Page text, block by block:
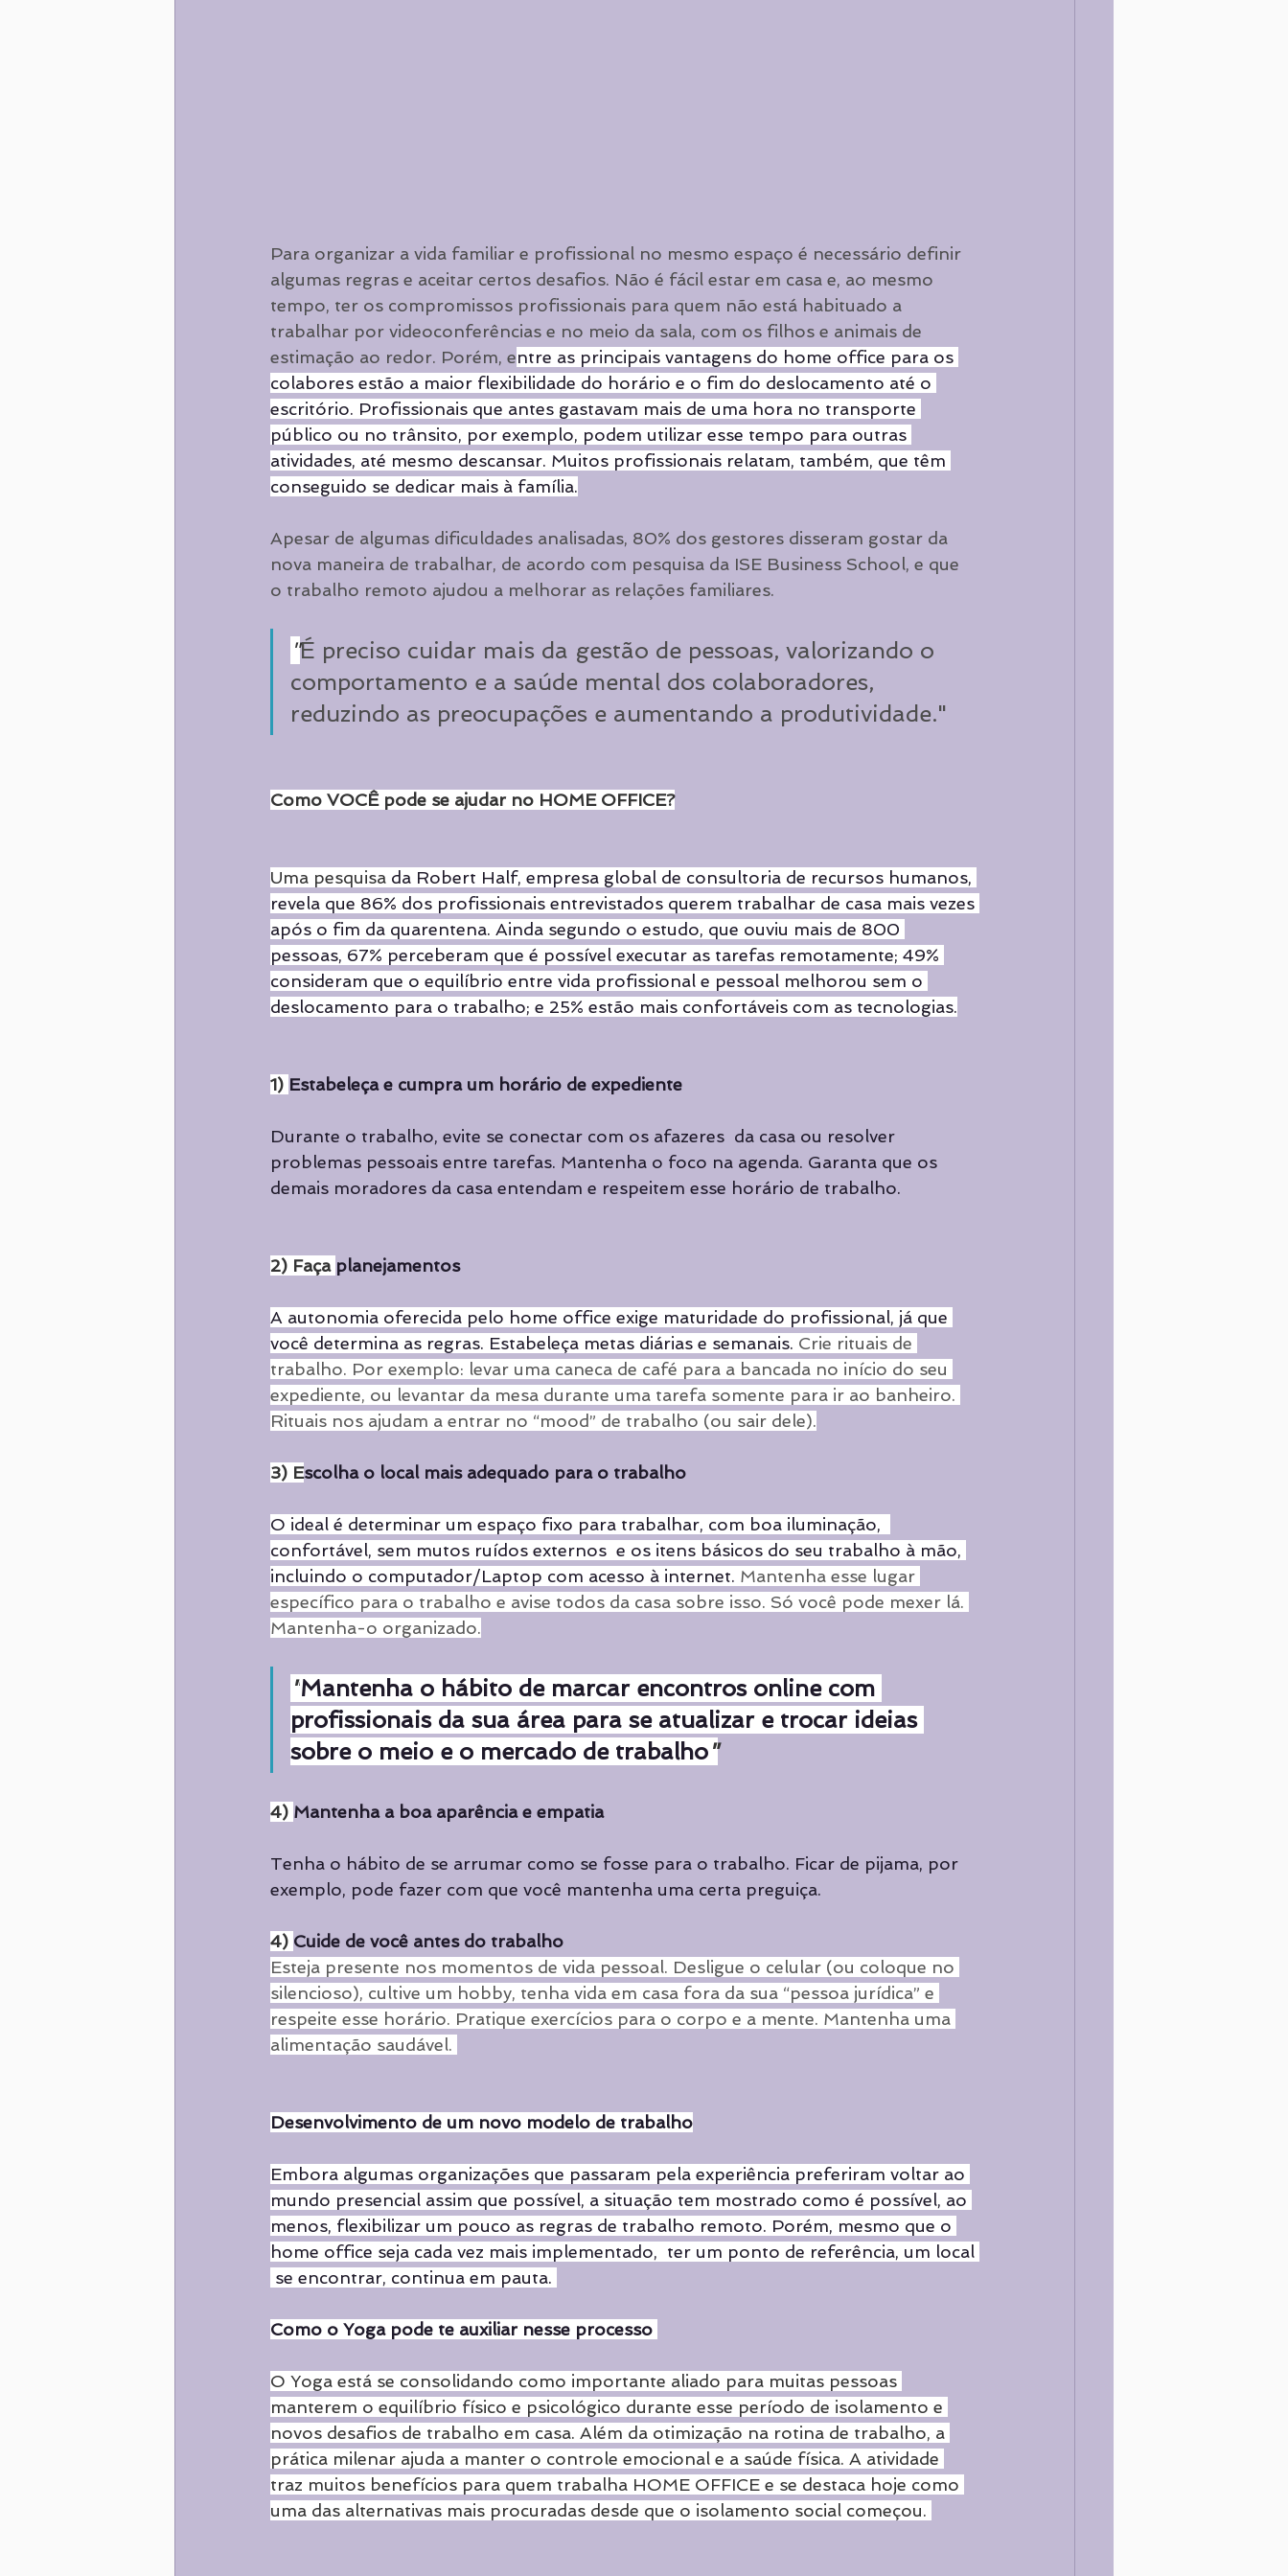
Para organizar a vida familiar e profissional no mesmo espaço é necessário definir
algumas regras e aceitar certos desafios. Não é fácil estar em casa e, ao mesmo
tempo, ter os compromissos profissionais para quem não está habituado a
trabalhar por videoconferências e no meio da sala, com os filhos e animais de
estimação ao redor. Porém, entre as principais vantagens do home office para os
colabores estão a maior flexibilidade do horário e o fim do deslocamento até o
escritório. Profissionais que antes gastavam mais de uma hora no transporte
público ou no trânsito, por exemplo, podem utilizar esse tempo para outras
atividades, até mesmo descansar. Muitos profissionais relatam, também, que têm
conseguido se dedicar mais à família.
Apesar de algumas dificuldades analisadas, 80% dos gestores disseram gostar da
nova maneira de trabalhar, de acordo com pesquisa da ISE Business School, e que
o trabalho remoto ajudou a melhorar as relações familiares.
"É preciso cuidar mais da gestão de pessoas, valorizando o
comportamento e a saúde mental dos colaboradores,
reduzindo as preocupações e aumentando a produtividade."
Como VOCÊ pode se ajudar no HOME OFFICE?
Uma pesquisa da Robert Half, empresa global de consultoria de recursos humanos,
revela que 86% dos profissionais entrevistados querem trabalhar de casa mais vezes
após o fim da quarentena. Ainda segundo o estudo, que ouviu mais de 800
pessoas, 67% perceberam que é possível executar as tarefas remotamente; 49%
consideram que o equilíbrio entre vida profissional e pessoal melhorou sem o
deslocamento para o trabalho; e 25% estão mais confortáveis com as tecnologias.
1) Estabeleça e cumpra um horário de expediente
Durante o trabalho, evite se conectar com os afazeres  da casa ou resolver
problemas pessoais entre tarefas. Mantenha o foco na agenda. Garanta que os
demais moradores da casa entendam e respeitem esse horário de trabalho.
2) Faça planejamentos
A autonomia oferecida pelo home office exige maturidade do profissional, já que
você determina as regras. Estabeleça metas diárias e semanais. Crie rituais de
trabalho. Por exemplo: levar uma caneca de café para a bancada no início do seu
expediente, ou levantar da mesa durante uma tarefa somente para ir ao banheiro.
Rituais nos ajudam a entrar no “mood” de trabalho (ou sair dele).
3) Escolha o local mais adequado para o trabalho
O ideal é determinar um espaço fixo para trabalhar, com boa iluminação,
confortável, sem mutos ruídos externos  e os itens básicos do seu trabalho à mão,
incluindo o computador/Laptop com acesso à internet. Mantenha esse lugar
específico para o trabalho e avise todos da casa sobre isso. Só você pode mexer lá.
Mantenha-o organizado.
"Mantenha o hábito de marcar encontros online com
profissionais da sua área para se atualizar e trocar ideias
sobre o meio e o mercado de trabalho"
4) Mantenha a boa aparência e empatia
Tenha o hábito de se arrumar como se fosse para o trabalho. Ficar de pijama, por
exemplo, pode fazer com que você mantenha uma certa preguiça.
4) Cuide de você antes do trabalho
Esteja presente nos momentos de vida pessoal. Desligue o celular (ou coloque no
silencioso), cultive um hobby, tenha vida em casa fora da sua “pessoa jurídica” e
respeite esse horário. Pratique exercícios para o corpo e a mente. Mantenha uma
alimentação saudável.
Desenvolvimento de um novo modelo de trabalho
Embora algumas organizações que passaram pela experiência preferiram voltar ao
mundo presencial assim que possível, a situação tem mostrado como é possível, ao
menos, flexibilizar um pouco as regras de trabalho remoto. Porém, mesmo que o
home office seja cada vez mais implementado,  ter um ponto de referência, um local
se encontrar, continua em pauta.
Como o Yoga pode te auxiliar nesse processo
O Yoga está se consolidando como importante aliado para muitas pessoas
manterem o equilíbrio físico e psicológico durante esse período de isolamento e
novos desafios de trabalho em casa. Além da otimização na rotina de trabalho, a
prática milenar ajuda a manter o controle emocional e a saúde física. A atividade
traz muitos benefícios para quem trabalha HOME OFFICE e se destaca hoje como
uma das alternativas mais procuradas desde que o isolamento social começou.